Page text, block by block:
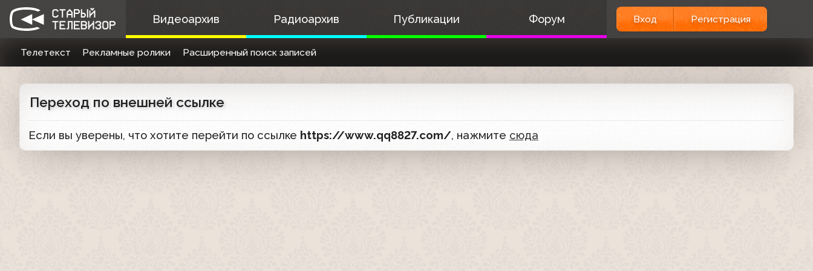
Видеоархив Радиоархив Публикации Форум Вход Регистрация
Телетекст Рекламные ролики Расширенный поиск записей
Переход по внешней ссылке
Если вы уверены, что хотите перейти по ссылке https://www.qq8827.com/, нажмите сюда